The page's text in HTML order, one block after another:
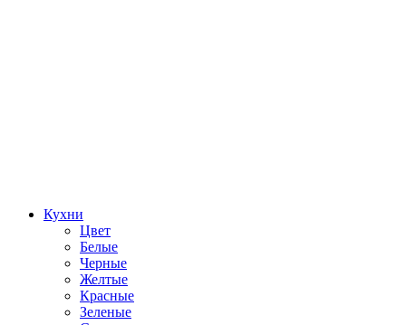
Кухни
Цвет
Белые
Черные
Желтые
Красные
Зеленые